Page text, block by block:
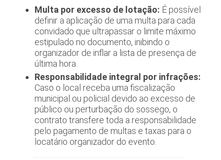
Multa por excesso de lotação: É possível
definir a aplicação de uma multa para cada
convidado que ultrapassar o limite máximo
estipulado no documento, inibindo o
organizador de inflar a lista de presença de
última hora.
Responsabilidade integral por infrações:
Caso o local receba uma fiscalização
municipal ou policial devido ao excesso de
público ou perturbação do sossego, o
contrato transfere toda a responsabilidade
pelo pagamento de multas e taxas para o
locatário organizador do evento.